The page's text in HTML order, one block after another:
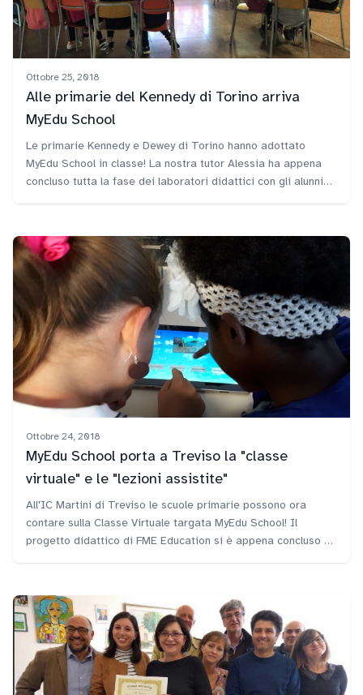
Ottobre 25, 2018
Alle primarie del Kennedy di Torino arriva
MyEdu School
Le primarie Kennedy e Dewey di Torino hanno adottato
MyEdu School in classe! La nostra tutor Alessia ha appena
concluso tutta la fase dei laboratori didattici con gli alunni
con i Tablet di MyEdu.
Ottobre 24, 2018
MyEdu School porta a Treviso la "classe
virtuale" e le "lezioni assistite"
All'IC Martini di Treviso le scuole primarie possono ora
contare sulla Classe Virtuale targata MyEdu School! Il
progetto didattico di FME Education si è appena concluso e